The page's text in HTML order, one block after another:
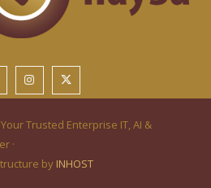
Your Trusted Enterprise IT, AI &
·
by INHOST